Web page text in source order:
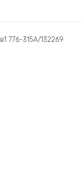
776-315А/132269